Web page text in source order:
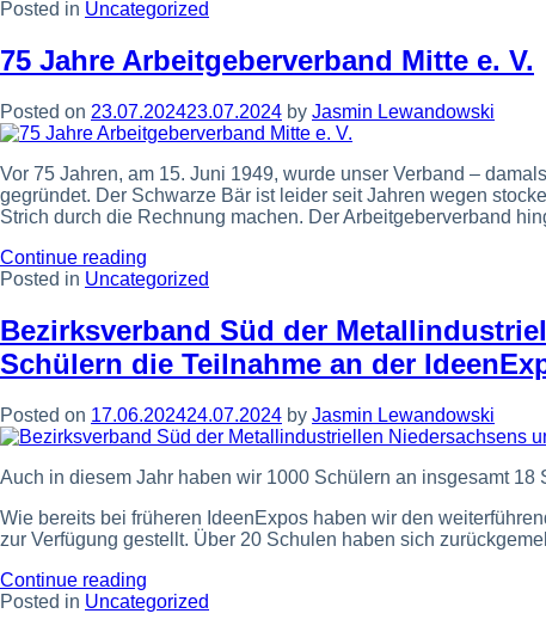
verbessern””
Jahre
Stiftung”
Posted in Uncategorized
75 Jahre Arbeitgeberverband Mitte e. V.
Posted on 23.07.202423.07.2024 by Jasmin Lewandowski
Vor 75 Jahren, am 15. Juni 1949, wurde unser Verband –
gegründet. Der Schwarze Bär ist leider seit Jahren wegen
Strich durch die Rechnung machen. Der Arbeitgeberverband
Continue reading
Jahre
Mitte
e.
V.”
Posted in Uncategorized
Bezirksverband Süd der
Schülern die Teilnahme an der
Posted on 17.06.202424.07.2024 by Jasmin Lewandowski
Auch in diesem Jahr haben wir 1000 Schülern an insgesamt
Wie bereits bei früheren IdeenExpos haben wir den
zur Verfügung gestellt. Über 20 Schulen haben sich
Continue reading
Süd
Posted in Uncategorized